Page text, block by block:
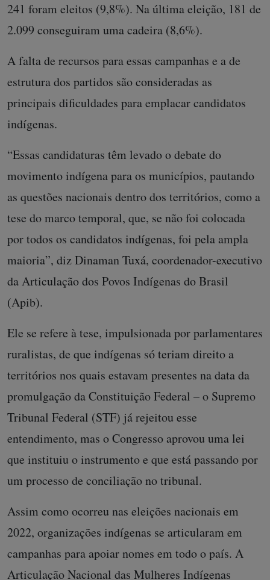
241 foram eleitos (9,8%). Na última eleição, 181 de
2.099 conseguiram uma cadeira (8,6%).
A falta de recursos para essas campanhas e a de
estrutura dos partidos são consideradas as
principais dificuldades para emplacar candidatos
indígenas.
“Essas candidaturas têm levado o debate do
movimento indígena para os municípios, pautando
as questões nacionais dentro dos territórios, como a
tese do marco temporal, que, se não foi colocada
por todos os candidatos indígenas, foi pela ampla
maioria”, diz Dinaman Tuxá, coordenador-executivo
da Articulação dos Povos Indígenas do Brasil
(Apib).
Ele se refere à tese, impulsionada por parlamentares
ruralistas, de que indígenas só teriam direito a
territórios nos quais estavam presentes na data da
promulgação da Constituição Federal – o Supremo
Tribunal Federal (STF) já rejeitou esse
entendimento, mas o Congresso aprovou uma lei
que instituiu o instrumento e que está passando por
um processo de conciliação no tribunal.
Assim como ocorreu nas eleições nacionais em
2022, organizações indígenas se articularam em
campanhas para apoiar nomes em todo o país. A
Articulação Nacional das Mulheres Indígenas